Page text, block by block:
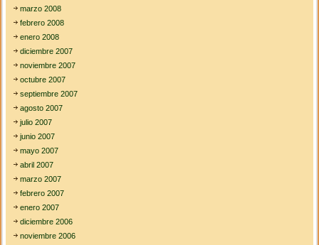
marzo 2008
febrero 2008
enero 2008
diciembre 2007
noviembre 2007
octubre 2007
septiembre 2007
agosto 2007
julio 2007
junio 2007
mayo 2007
abril 2007
marzo 2007
febrero 2007
enero 2007
diciembre 2006
noviembre 2006